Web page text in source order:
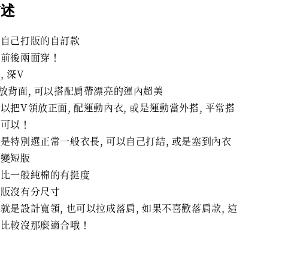
己打版的自訂款
後兩面穿！
深V
背面, 可以搭配肩帶漂亮的運內超美
把V領放正面, 配運動內衣, 或是運動當外搭, 平常搭
以！
特別選正常一般衣長, 可以自己打結, 或是塞到內衣
短版
一般純棉的有挺度
沒有分尺寸
是設計寬領, 也可以拉成落肩, 如果不喜歡落肩款, 這
較沒那麼適合哦！